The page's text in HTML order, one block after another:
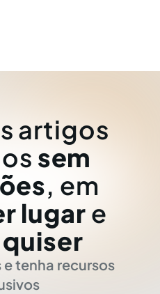
artigos
sem
, em
lugar e
e tenha recursos